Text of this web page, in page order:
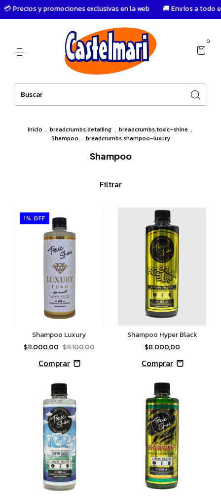
Precios y promociones exclusivas en la web 🚚 Envíos a todo el
0
Inicio . breadcrumbs.detailing . breadcrumbs.toxic-shine .
Shampoo . breadcrumbs.shampoo-luxury
Shampoo
Filtrar
1% OFF
Shampoo Luxury
$11.000,00 $11.100,00
Shampoo Hyper Black
$8.000,00